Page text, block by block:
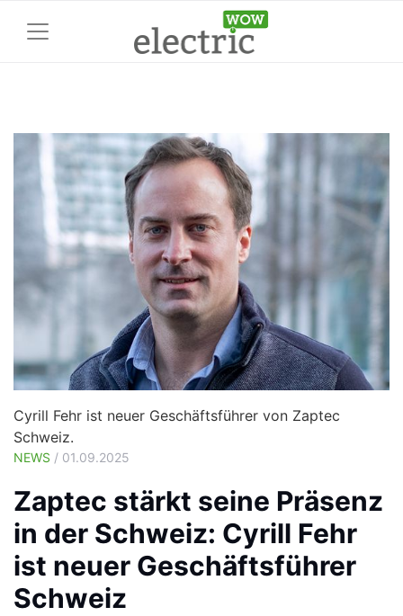
Cyrill Fehr ist neuer Geschäftsführer von Zaptec
Schweiz.
NEWS / 01.09.2025
Zaptec stärkt seine Präsenz
in der Schweiz: Cyrill Fehr
ist neuer Geschäftsführer
Schweiz